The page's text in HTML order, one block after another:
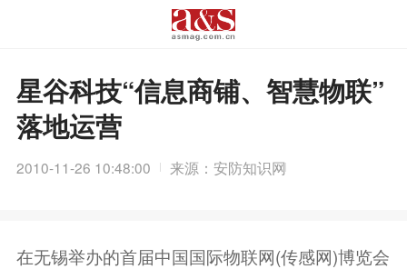
星谷科技“信息商铺、智慧物联”
落地运营
2010-11-26 10:48:00 来源：安防知识网
在无锡举办的首届中国国际物联网(传感网)博览会